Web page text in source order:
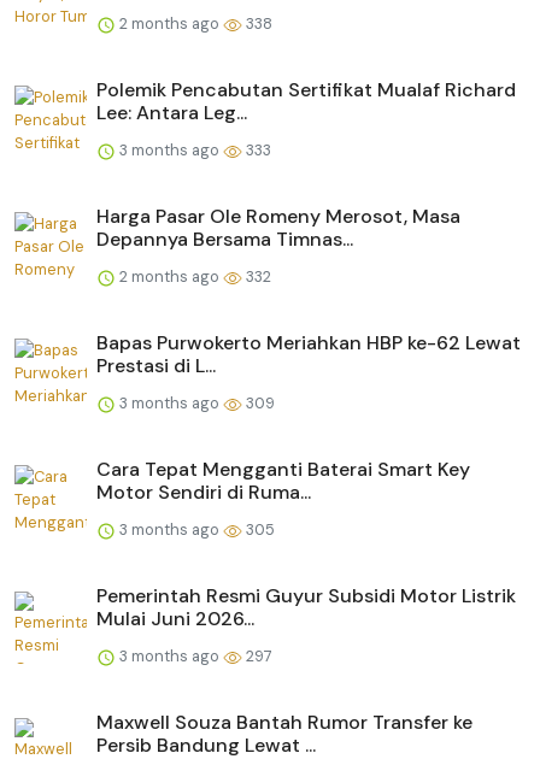
2 months ago 338
Polemik Pencabutan Sertifikat Mualaf Richard
Lee: Antara Leg...
3 months ago 333
Harga Pasar Ole Romeny Merosot, Masa
Depannya Bersama Timnas...
2 months ago 332
Bapas Purwokerto Meriahkan HBP ke-62 Lewat
Prestasi di L...
3 months ago 309
Cara Tepat Mengganti Baterai Smart Key
Motor Sendiri di Ruma...
3 months ago 305
Pemerintah Resmi Guyur Subsidi Motor Listrik
Mulai Juni 2026...
3 months ago 297
Maxwell Souza Bantah Rumor Transfer ke
Persib Bandung Lewat ...